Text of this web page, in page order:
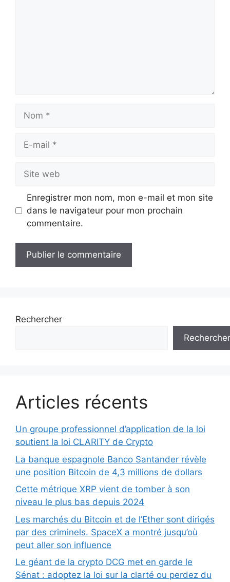
mail
web
Enregistrer mon nom, mon e-mail et mon site
dans le navigateur pour mon prochain
commentaire.
Rechercher
Rechercher
Articles récents
Un groupe professionnel d’application de la loi
soutient la loi CLARITY de Crypto
La banque espagnole Banco Santander révèle
une position Bitcoin de 4,3 millions de dollars
Cette métrique XRP vient de tomber à son
niveau le plus bas depuis 2024
Les marchés du Bitcoin et de l’Ether sont dirigés
par des criminels. SpaceX a montré jusqu’où
peut aller son influence
Le géant de la crypto DCG met en garde le
Sénat : adoptez la loi sur la clarté ou perdez du